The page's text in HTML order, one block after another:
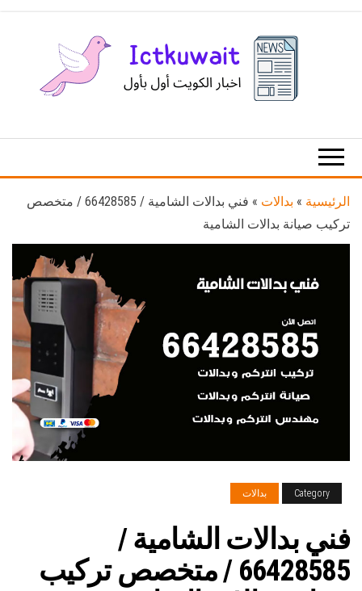
الكويت
الرئيسية » بدالات »
فني بدالات الشامية / 66428585 / متخصص
تركيب صيانة بدالات الشامية
Category بدالات
فني بدالات الشامية /
66428585 / متخصص تركيب